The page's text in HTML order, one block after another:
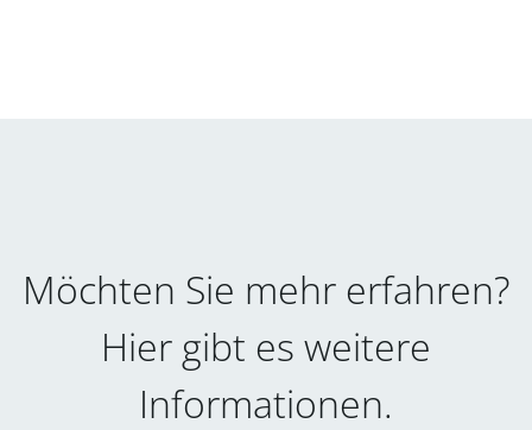
Möchten Sie mehr erfahren?
Hier gibt es weitere
Informationen.